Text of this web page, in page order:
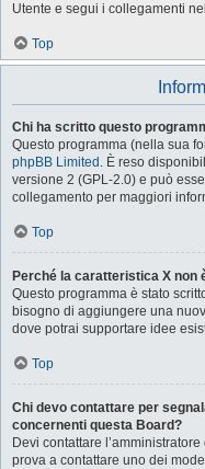
Utente e segui i collegamenti
Top
Chi ha scritto questo
Questo programma (nella sua
phpBB Limited . È reso
versione 2 (GPL-2.0) e può
collegamento per maggiori
Top
Perché la caratteristica X non
Questo programma è stato
bisogno di aggiungere una
dove potrai supportare idee
Top
Chi devo contattare per
concernenti questa Board?
Devi contattare
prova a contattare uno dei